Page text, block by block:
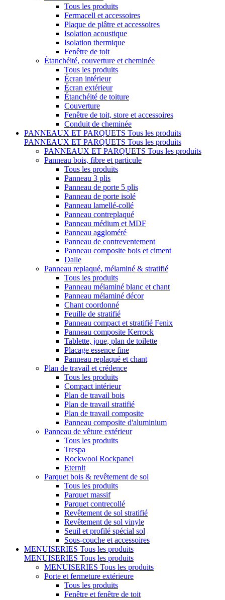
Tous les produits
Fermacell et accessoires
Plaque de plâtre et accessoires
Isolation acoustique
Isolation thermique
Fenêtre de toit
Étanchéité, couverture et cheminée
Tous les produits
Écran intérieur
Écran extérieur
Étanchéité de toiture
Couverture
Fenêtre de toit, store et accessoires
Conduit de cheminée
PANNEAUX ET PARQUETS Tous les produits
PANNEAUX ET PARQUETS Tous les produits
PANNEAUX ET PARQUETS Tous les produits
Panneau bois, fibre et particule
Tous les produits
Panneau 3 plis
Panneau de porte 5 plis
Panneau de porte isolé
Panneau lamellé-collé
Panneau contreplaqué
Panneau médium et MDF
Panneau aggloméré
Panneau de contreventement
Panneau composite bois et ciment
Dalle
Panneau replaqué, mélaminé & stratifié
Tous les produits
Panneau mélaminé blanc et chant
Panneau mélaminé décor
Chant coordonné
Feuille de stratifié
Panneau compact et stratifié Fenix
Panneau composite Kerrock
Tablette, joue, plan de toilette
Placage essence fine
Panneau replaqué et chant
Plan de travail et crédence
Tous les produits
Compact intérieur
Plan de travail bois
Plan de travail stratifié
Plan de travail composite
Panneau composite d'aluminium
Panneau de vêture extérieur
Tous les produits
Trespa
Rockwool Rockpanel
Eternit
Parquet bois & revêtement de sol
Tous les produits
Parquet massif
Parquet contrecollé
Revêtement de sol stratifié
Revêtement de sol vinyle
Seuil et profilé spécial sol
Sous-couche et accessoires
MENUISERIES Tous les produits
MENUISERIES Tous les produits
MENUISERIES Tous les produits
Porte et fermeture extérieure
Tous les produits
Fenêtre et fenêtre de toit